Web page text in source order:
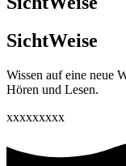
SichtWeise
Wissen auf eine neue
Hören und Lesen.
xxxxxxxxx